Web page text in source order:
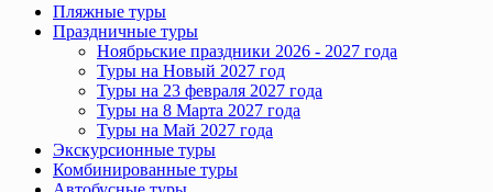
Пляжные туры
Праздничные туры
Ноябрьские праздники 2026 - 2027 года
Туры на Новый 2027 год
Туры на 23 февраля 2027 года
Туры на 8 Марта 2027 года
Туры на Май 2027 года
Экскурсионные туры
Комбинированные туры